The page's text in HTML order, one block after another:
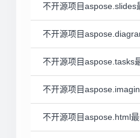
不开源项目aspose.slides
不开源项目aspose.tasks
不开源项目aspose.html